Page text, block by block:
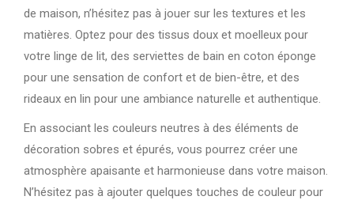
de maison, n’hésitez pas à jouer sur les textures et les
matières. Optez pour des tissus doux et moelleux pour
votre linge de lit, des serviettes de bain en coton éponge
pour une sensation de confort et de bien-être, et des
rideaux en lin pour une ambiance naturelle et authentique.
En associant les couleurs neutres à des éléments de
décoration sobres et épurés, vous pourrez créer une
atmosphère apaisante et harmonieuse dans votre maison.
N’hésitez pas à ajouter quelques touches de couleur pour